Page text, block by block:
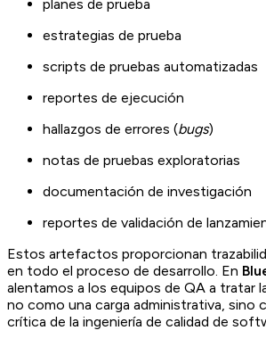
planes de prueba
estrategias de prueba
scripts de pruebas automatizadas
reportes de ejecución
hallazgos de errores (bugs)
notas de pruebas exploratorias
documentación de investigación
reportes de validación de
Estos artefactos proporcionan
en todo el proceso de desarrollo. En
alentamos a los equipos de QA a tratar
no como una carga administrativa, sino
crítica de la ingeniería de calidad de